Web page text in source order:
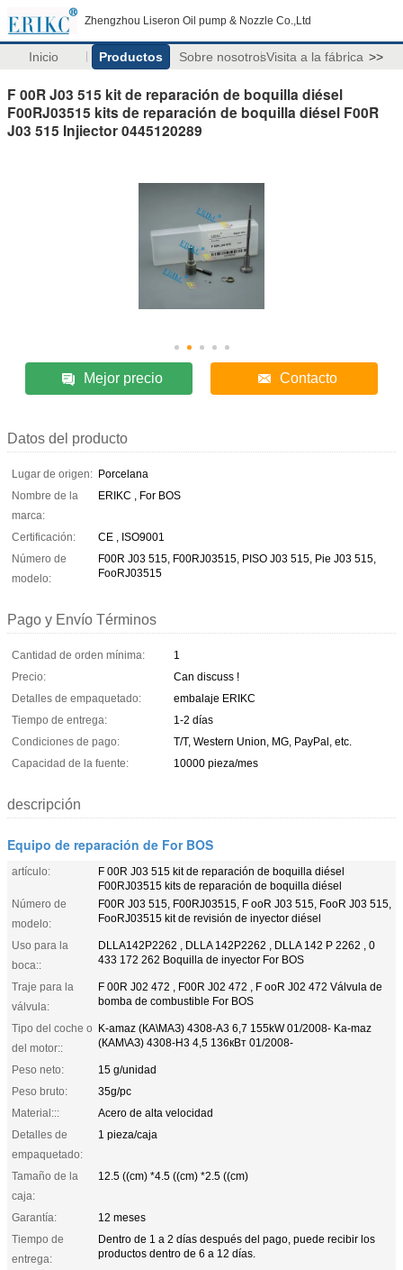
Zhengzhou Liseron Oil pump & Nozzle Co.,Ltd
Inicio Productos Sobre nosotrosVisita a la fábrica >>
F 00R J03 515 kit de reparación de boquilla diésel
F00RJ03515 kits de reparación de boquilla diésel F00R
J03 515 Injiector 0445120289
Mejor precio Contacto
Datos del producto
Lugar de origen: Porcelana
Nombre de la
marca:
ERIKC , For BOS
Certificación:
CE , ISO9001
Número de
modelo:
F00R J03 515, F00RJ03515, PISO J03 515, Pie J03 515,
FooRJ03515
Pago y Envío Términos
Cantidad de orden mínima:
1
Precio:
Can discuss !
Detalles de empaquetado:
embalaje ERIKC
Tiempo de entrega:
1-2 días
Condiciones de pago:
T/T, Western Union, MG, PayPal, etc.
Capacidad de la fuente:
10000 pieza/mes
descripción
Equipo de reparación de For BOS
artículo:
F 00R J03 515 kit de reparación de boquilla diésel
F00RJ03515 kits de reparación de boquilla diésel
Número de
modelo:
F00R J03 515, F00RJ03515, F ooR J03 515, FooR J03 515,
FooRJ03515 kit de revisión de inyector diésel
Uso para la
boca::
DLLA142P2262 , DLLA 142P2262 , DLLA 142 P 2262 , 0
433 172 262 Boquilla de inyector For BOS
Traje para la
válvula:
F 00R J02 472 , F00R J02 472 , F ooR J02 472 Válvula de
bomba de combustible For BOS
Tipo del coche o
del motor::
K-amaz (КА\МАЗ) 4308-A3 6,7 155kW 01/2008- Ka-maz
(КАМ\АЗ) 4308-H3 4,5 136кВт 01/2008-
Peso neto:
15 g/unidad
Peso bruto:
35g/pc
Material:::
Acero de alta velocidad
Detalles de
empaquetado:
1 pieza/caja
Tamaño de la
caja:
12.5 ((cm) *4.5 ((cm) *2.5 ((cm)
Garantía:
12 meses
Tiempo de
entrega:
Dentro de 1 a 2 días después del pago, puede recibir los
productos dentro de 6 a 12 días.